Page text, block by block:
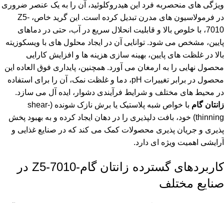
ویژگی های منحصربه فرد این هیدروکلوئید، آن را به یک عنصر ضروری
در فرمولاسیون های مدرن تبدیل کرده است. این گرید خاص، Z5-
7010، با خلوص بالا و قابلیت انحلال سریع در آب، حتی در دماهای
پایین، مشخص می شود. توانایی آن در ایجاد محلول های با ویسکوزیته
بالا در غلظت های پایین، بهینه سازی هزینه ها و افزایش کارایی
محصول نهایی را به ارمغان می آورد. همچنین، پایداری فوق العاده این
محصول در برابر تغییرات pH، دما و غلظت نمک، آن را برای استفاده
در محیط های مختلف و شرایط فرآیندی دشوار، ایده آل می سازد.
زانتان گام
با خواص شبه پلاستیک یا برش نازک شونده (shear-
thinning) خود، بافت دلپذیری را در دهان ایجاد کرده و به بهبود پخش
پذیری و جریان پذیری محصولات کمک می کند که در صنایع غذایی و
آرایشی اهمیت ویژه ای دارد.
کاربردهای گسترده زانتان گام-Z5-7010 در
صنایع مختلف